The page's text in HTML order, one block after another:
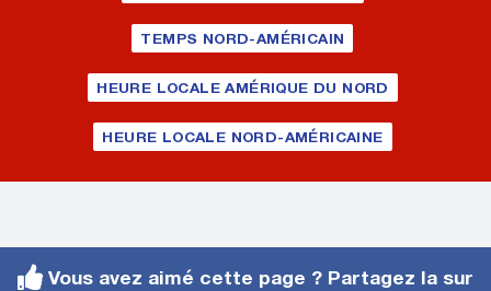
TEMPS NORD-AMÉRICAIN
HEURE LOCALE AMÉRIQUE DU NORD
HEURE LOCALE NORD-AMÉRICAINE
Vous avez aimé cette page ? Partagez la sur